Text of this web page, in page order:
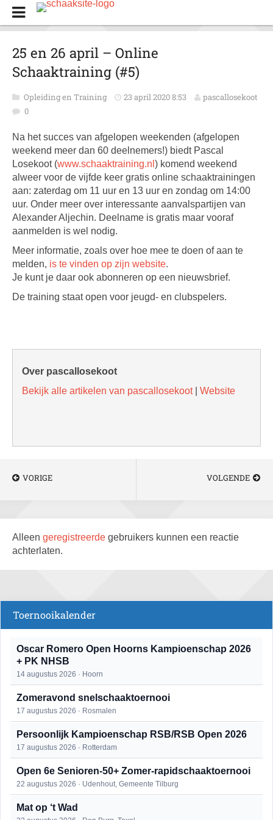
25 en 26 april – Online
Schaaktraining (#5)
Opleiding en Training 23 april 2020 8:53
pascallosekoot
0
Na het succes van afgelopen weekenden (afgelopen
weekend meer dan 60 deelnemers!) biedt Pascal
Losekoot (www.schaaktraining.nl ) komend weekend
alweer voor de vijfde keer gratis online schaaktrainingen
aan: zaterdag om 11 uur en 13 uur en zondag om 14:00
uur. Onder meer over interessante aanvalspartijen van
Alexander Aljechin. Deelname is gratis maar vooraf
aanmelden is wel nodig.
Meer informatie, zoals over hoe mee te doen of aan te
melden, is te vinden op zijn website.
Je kunt je daar ook abonneren op een nieuwsbrief.
De training staat open voor jeugd- en clubspelers.
Over pascallosekoot
Bekijk alle artikelen van pascallosekoot| Website
VORIGE VOLGENDE
Alleen geregistreerde gebruikers kunnen een reactie
achterlaten.
Toernooikalender
Oscar Romero Open Hoorns Kampioenschap 2026
+ PK NHSB
14 augustus 2026 · Hoorn
Zomeravond snelschaaktoernooi
17 augustus 2026 · Rosmalen
Persoonlijk Kampioenschap RSB/RSB Open 2026
17 augustus 2026 · Rotterdam
Open 6e Senioren-50+ Zomer-rapidschaaktoernooi
22 augustus 2026 · Udenhout, Gemeente Tilburg
Mat op ‘t Wad